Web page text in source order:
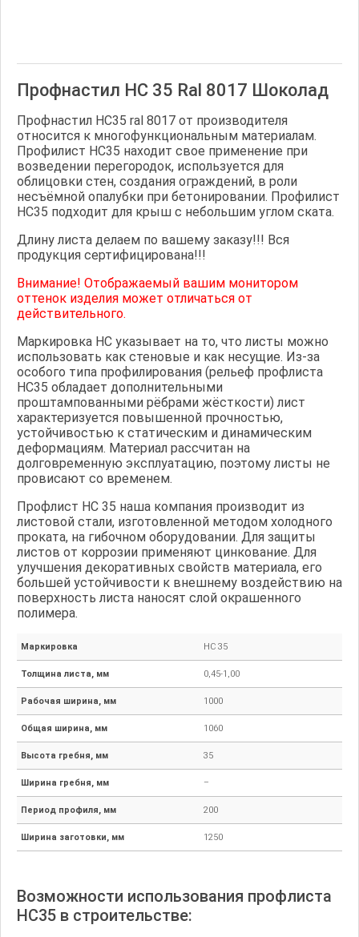
Профнастил НС 35 Ral 8017 Шоколад
Профнастил НС35 ral 8017 от производителя
относится к многофункциональным материалам.
Профилист НС35 находит свое применение при
возведении перегородок, используется для
облицовки стен, создания ограждений, в роли
несъёмной опалубки при бетонировании. Профилист
НС35 подходит для крыш с небольшим углом ската.
Длину листа делаем по вашему заказу!!! Вся
продукция сертифицирована!!!
Внимание! Отображаемый вашим монитором
оттенок изделия может отличаться от
действительного.
Маркировка НС указывает на то, что листы можно
использовать как стеновые и как несущие. Из-за
особого типа профилирования (рельеф профлиста
НС35 обладает дополнительными
проштампованными рёбрами жёсткости) лист
характеризуется повышенной прочностью,
устойчивостью к статическим и динамическим
деформациям. Материал рассчитан на
долговременную эксплуатацию, поэтому листы не
провисают со временем.
Профлист НС 35 наша компания производит из
листовой стали, изготовленной методом холодного
проката, на гибочном оборудовании. Для защиты
листов от коррозии применяют цинкование. Для
улучшения декоративных свойств материала, его
большей устойчивости к внешнему воздействию на
поверхность листа наносят слой окрашенного
полимера.
Маркировка НС 35
Толщина листа, мм 0,45-1,00
Рабочая ширина, мм 1000
Общая ширина, мм 1060
Высота гребня, мм 35
Ширина гребня, мм –
Период профиля, мм 200
Ширина заготовки, мм 1250
Возможности использования профлиста
НС35 в строительстве: